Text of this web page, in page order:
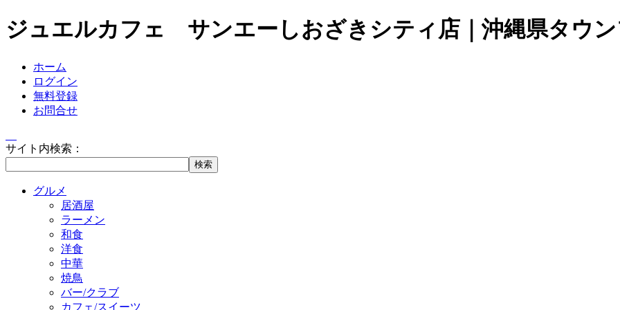
ジュエルカフェ サンエーしおざきシティ店｜沖縄県タウ
ホーム
ログイン
無料登録
お問合せ
サイト内検索：
グルメ
居酒屋
ラーメン
和食
洋食
中華
焼鳥
バー/クラブ
カフェ/スイーツ